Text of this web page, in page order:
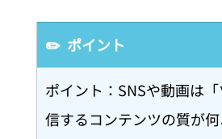
✏️  ポイント
ポイント：SNSや動画は
信するコンテンツの質が何